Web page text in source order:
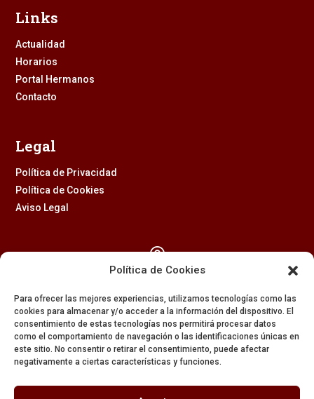
Política de Cookies
Para ofrecer las mejores experiencias, utilizamos tecnologías como las
cookies para almacenar y/o acceder a la información del dispositivo. El
consentimiento de estas tecnologías nos permitirá procesar datos
como el comportamiento de navegación o las identificaciones únicas en
este sitio. No consentir o retirar el consentimiento, puede afectar
negativamente a ciertas características y funciones.
Links
Actualidad
Horarios
Portal Hermanos
Contacto
Legal
Política de Privacidad
Política de Cookies
Aviso Legal

954 229 437

608 84 84 82
